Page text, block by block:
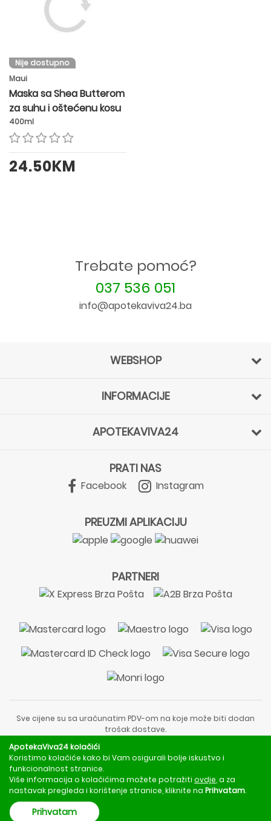
Nije dostupno
Maui
Maska sa Shea Butterom
za suhu i oštećenu kosu
400ml
24.50KM
Trebate pomoć?
037 536 051
info@apotekaviva24.ba
WEBSHOP
INFORMACIJE
APOTEKAVIVA24
PRATI NAS
Facebook Instagram
PREUZMI APLIKACIJU
PARTNERI
Sve cijene su sa uračunatim PDV-om na koje može biti dodan
trošak dostave.
liječnički pregled ili savjet farmaceuta.
Za obavijesti o mjerama opreza, rizicima i nuspojavama
obratite se svom liječniku ili farmaceutu.
Copyright © 2020 - 2026 | ApotekaViva24 | Sva prava zadržava
ApotekaViva24 kolačići
Koristimo kolačiće kako bi Vam osigurali bolje iskustvo i
funkcionalnost stranice.
Više informacija o kolačićima možete potražiti ovdje , a za
nastavak pregleda i korištenje stranice, kliknite na Prihvatam.
Prihvatam